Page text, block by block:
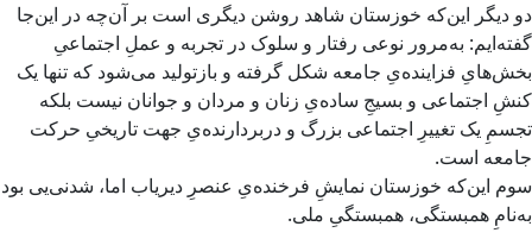
دو دیگر این‌که خوزستان شاهد روشن دیگری است بر آن‌چه در این‌جا
گفته‌ایم: به‌مرور نوعی رفتار و سلوک در تجربه و عملِ اجتماعیِ
بخش‌هایِ فزاینده‌یِ جامعه شکل گرفته و بازتولید می‌شود که تنها یک
کنشِ اجتماعی و بسیجِ ساده‌یِ زنان و مردان و جوانان نیست بلکه
تجسمِ یک تغییرِ اجتماعی بزرگ و دربردارنده‌‌یِ جهت تاریخیِ حرکت
جامعه است.
سوم این‌که خوزستان نمایشِ فرخنده‌یِ عنصرِ دیریاب اما، شدنی‌یی بود
به‌نامِ همبستگی، همبستگیِ ملی.